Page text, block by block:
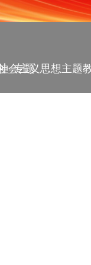
_专题
会主义思想主题